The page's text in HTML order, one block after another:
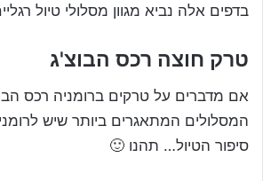
בדפים אלה נביא מגוון מסלולי טיול
טרק חוצה רכס הבוצ'ג
אם מדברים על טרקים ברומניה רכס
המסלולים המתאגרים ביותר שיש
סיפור הטיול… תהנו 🙂